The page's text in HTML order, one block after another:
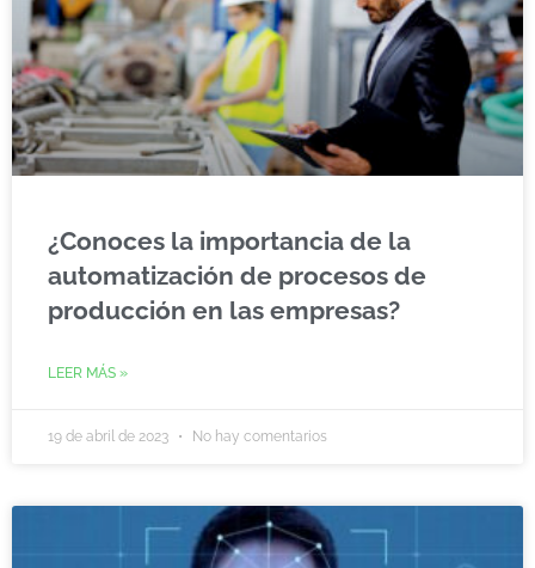
¿Conoces la importancia de la
automatización de procesos de
producción en las empresas?
LEER MÁS »
19 de abril de 2023 No hay comentarios